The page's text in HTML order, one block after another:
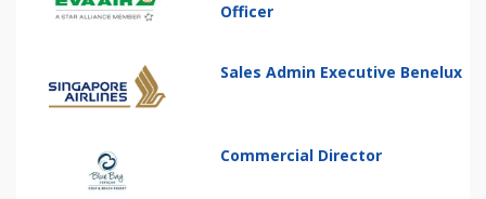
Officer
Sales Admin Executive Benelux
Commercial Director